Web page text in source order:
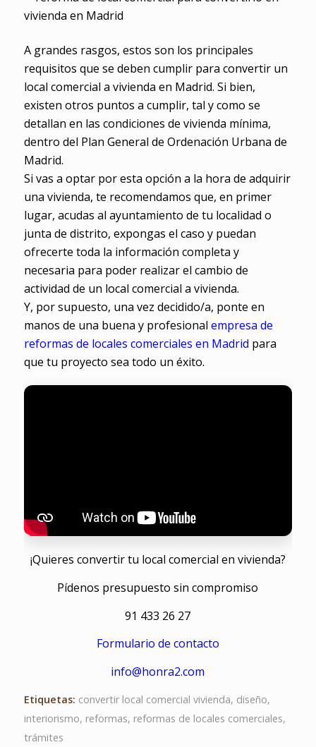
A grandes rasgos, estos son los principales
requisitos que se deben cumplir para convertir un
local comercial a vivienda en Madrid. Si bien,
existen otros puntos a cumplir, tal y como se
detallan en las condiciones de vivienda mínima,
dentro del Plan General de Ordenación Urbana de
Madrid.
Si vas a optar por esta opción a la hora de adquirir
una vivienda, te recomendamos que, en primer
lugar, acudas al ayuntamiento de tu localidad o
junta de distrito, expongas el caso y puedan
ofrecerte toda la información completa y
necesaria para poder realizar el cambio de
actividad de un local comercial a vivienda.
Y, por supuesto, una vez decidido/a, ponte en
manos de una buena y profesional empresa de
reformas de locales comerciales en Madrid para
que tu proyecto sea todo un éxito.
¡Quieres convertir tu local comercial en vivienda?
Pídenos presupuesto sin compromiso
91 433 26 27
Formulario de contacto
info@honra2.com
Etiquetas: convertir local comercial vivienda, diseño,
interiorismo, reformas, reformas de locales comerciales,
trámites